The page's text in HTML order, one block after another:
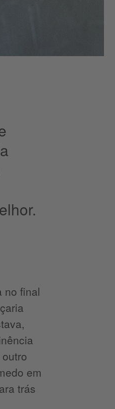
no final
em
trás